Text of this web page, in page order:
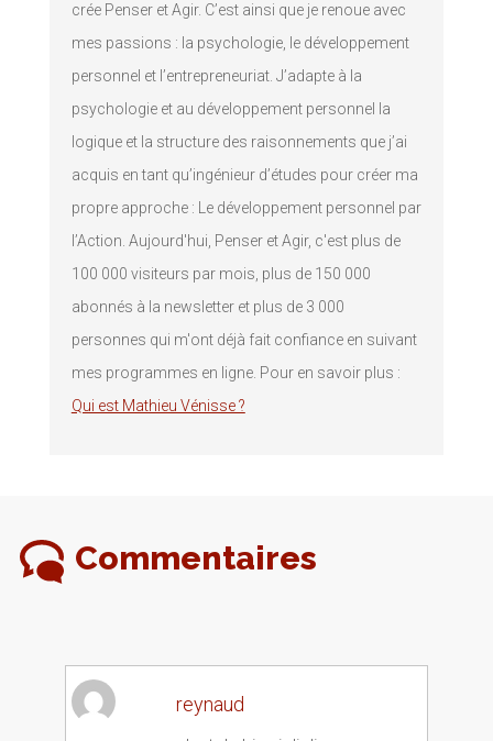
crée Penser et Agir. C’est ainsi que je renoue avec
mes passions : la psychologie, le développement
personnel et l’entrepreneuriat. J’adapte à la
psychologie et au développement personnel la
logique et la structure des raisonnements que j’ai
acquis en tant qu’ingénieur d’études pour créer ma
propre approche : Le développement personnel par
l’Action. Aujourd'hui, Penser et Agir, c'est plus de
100 000 visiteurs par mois, plus de 150 000
abonnés à la newsletter et plus de 3 000
personnes qui m'ont déjà fait confiance en suivant
mes programmes en ligne. Pour en savoir plus :
Qui est Mathieu Vénisse ?
Commentaires
reynaud